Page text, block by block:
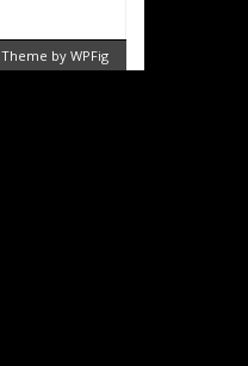
Theme by WPFig